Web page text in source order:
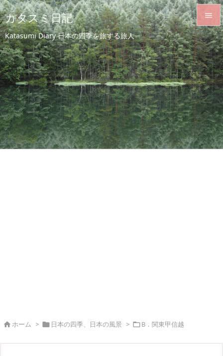
カタスミ日記
Katasumi Diary 日本の四季を旅する旅人


メニュ

サイド

前へ

次へ

検索
ホーム >  日本の四季、日本の風景 > B．関東甲信越